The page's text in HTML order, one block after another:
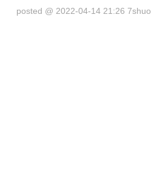
posted @ 2022-04-14 21:26 7shuo